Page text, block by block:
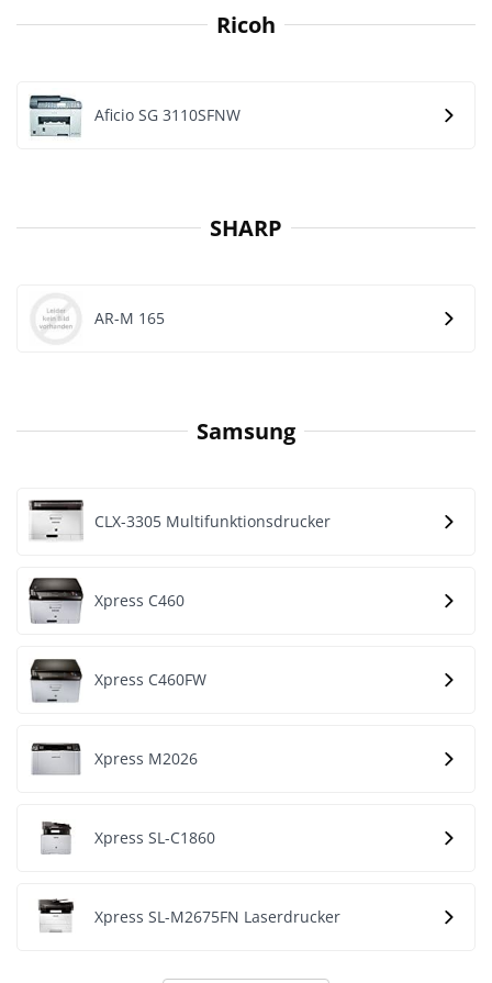
Ricoh
Aficio SG 3110SFNW
SHARP
AR-M 165
Samsung
CLX-3305 Multifunktionsdrucker
Xpress C460
Xpress C460FW
Xpress M2026
Xpress SL-C1860
Xpress SL-M2675FN Laserdrucker